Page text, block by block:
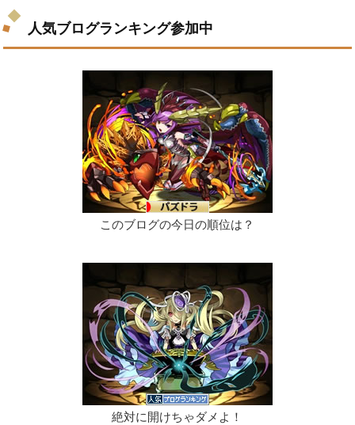
人気ブログランキング参加中
このブログの今日の順位は？
絶対に開けちゃダメよ！